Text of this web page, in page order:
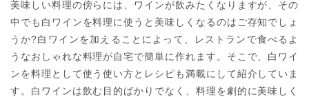
美味しい料理の傍らには、ワインが飲みたくなりますが、その
中でも白ワインを料理に使うと美味しくなるのはご存知でしょ
うか?白ワインを加えることによって、レストランで食べるよ
うなおしゃれな料理が自宅で簡単に作れます。そこで、白ワイ
ンを料理として使う使い方とレシピも満載にして紹介していま
す。白ワインは飲む目的ばかりでなく、料理を劇的に美味しく